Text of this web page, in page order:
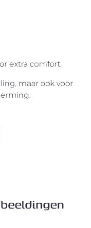
extra comfort
maar ook voor